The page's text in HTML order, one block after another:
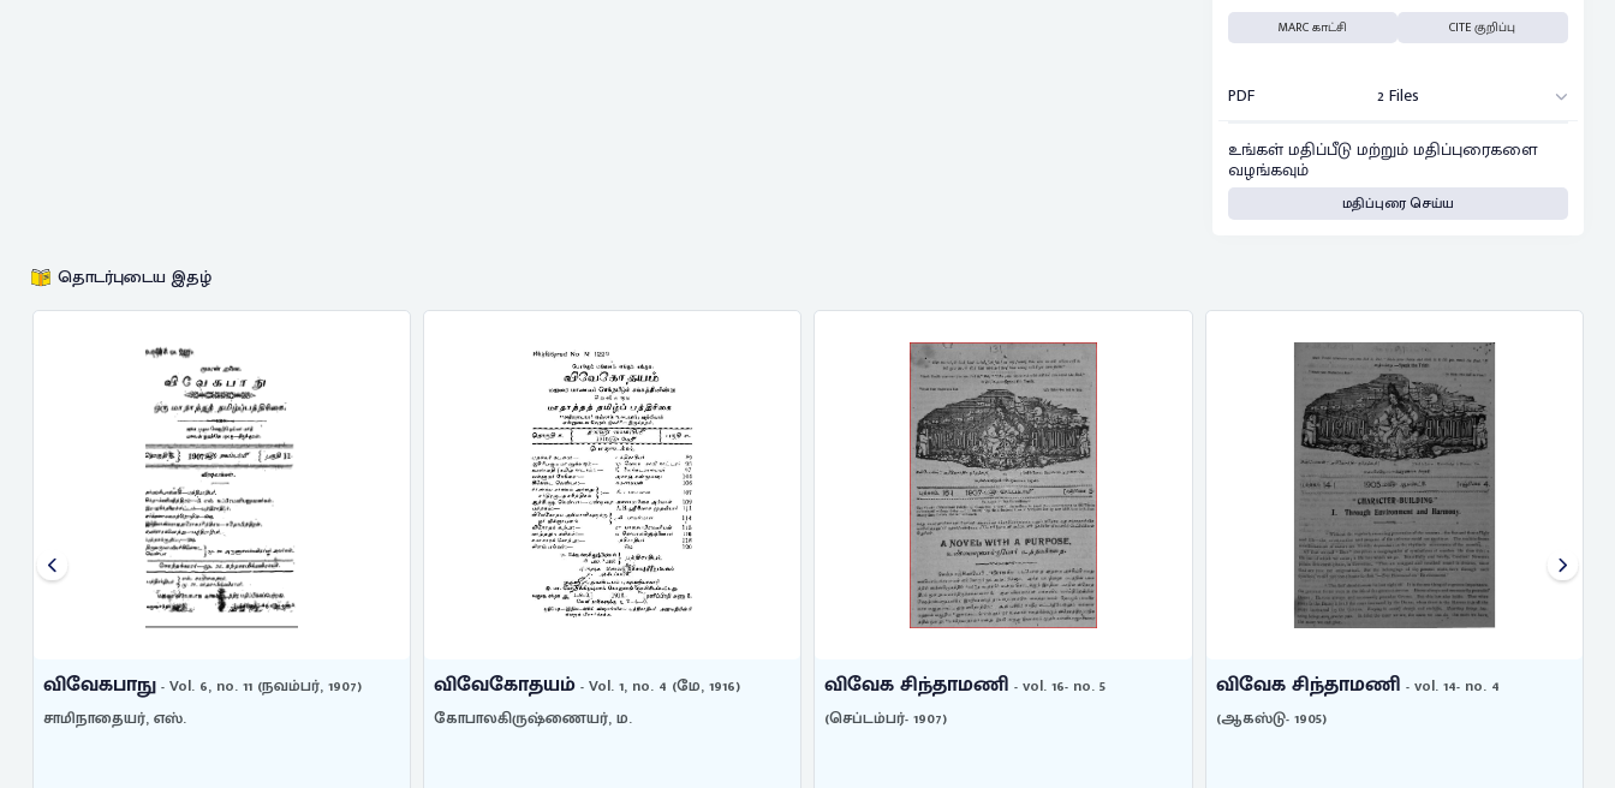
MARC காட்சி CITE குறிப்பு
PDF 2 Files
உங்கள் மதிப்பீடு மற்றும் மதிப்புரைகளை
வழங்கவும்
மதிப்புரை செய்ய
தொடர்புடைய இதழ்
விவேகபாநு- Vol. 6, no. 11 (நவம்பர், 1907)
சாமிநாதையர், எஸ்.
விவேகோதயம்- Vol. 1, no. 4 (மே, 1916)
கோபாலகிருஷ்ணையர், ம.
விவேக சிந்தாமணி - vol. 16- no. 5
(செப்டம்பர்- 1907)
விவேக சிந்தாமணி - vol. 14- no. 4
(ஆகஸ்டு- 1905)